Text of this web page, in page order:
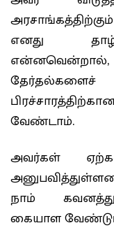
எனது
வேண்டாம்.
அவர்கள்
நாம்
கையாள